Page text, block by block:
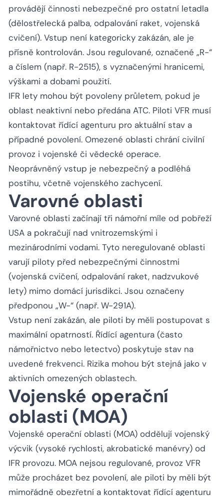
provádějí činnosti nebezpečné pro ostatní letadla
(dělostřelecká palba, odpalování raket, vojenská
cvičení). Vstup není kategoricky zakázán, ale je
přísně kontrolován. Jsou regulované, označené „R-“
a číslem (např. R-2515), s vyznačenými hranicemi,
výškami a dobami použití.
IFR lety mohou být povoleny průletem, pokud je
oblast neaktivní nebo předána ATC. Piloti VFR musí
kontaktovat řídící agenturu pro aktuální stav a
případné povolení. Omezené oblasti chrání civilní
provoz i vojenské či vědecké operace.
Neoprávněný vstup je nebezpečný a podléhá
postihu, včetně vojenského zachycení.
Varovné oblasti
Varovné oblasti začínají tři námořní míle od pobřeží
USA a pokračují nad vnitrozemskými i
mezinárodními vodami. Tyto neregulované oblasti
varují piloty před nebezpečnými činnostmi
(vojenská cvičení, odpalování raket, nadzvukové
lety) mimo domácí jurisdikci. Jsou označeny
předponou „W-“ (např. W-291A).
Vstup není zakázán, ale piloti by měli postupovat s
maximální opatrností. Řídící agentura (často
námořnictvo nebo letectvo) poskytuje stav na
uvedené frekvenci. Rizika mohou být stejná jako v
aktivních omezených oblastech.
Vojenské operační
oblasti (MOA)
Vojenské operační oblasti (MOA) oddělují vojenský
výcvik (vysoké rychlosti, akrobatické manévry) od
IFR provozu. MOA nejsou regulované, provoz VFR
může procházet bez povolení, ale piloti by měli být
mimořádně obezřetní a kontaktovat řídící agenturu